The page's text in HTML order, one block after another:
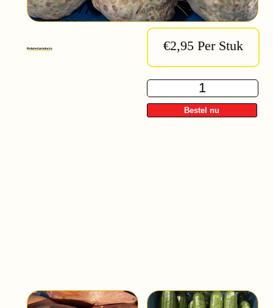
€2,95 Per Stuk
Bestel nu
Related products